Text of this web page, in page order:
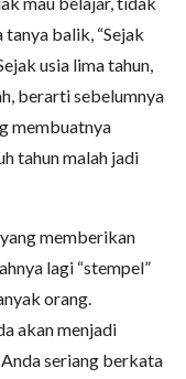
tanya balik, “Sejak
usia lima tahun,
berarti sebelumnya
membuatnya
tahun malah jadi
memberikan
lagi “stempel”
orang.
akan menjadi
seriang berkata